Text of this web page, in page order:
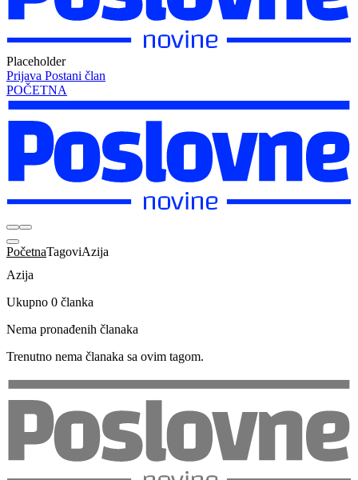
Placeholder
Prijava Postani član
POČETNA
PočetnaTagoviAzija
Azija
Ukupno 0 članka
Nema pronađenih članaka
Trenutno nema članaka sa ovim tagom.